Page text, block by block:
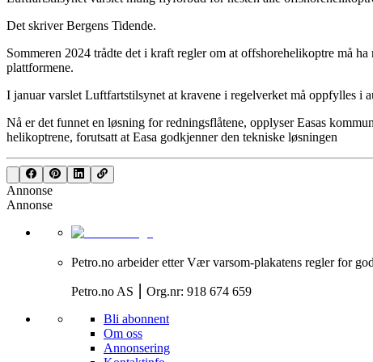
Det skriver Bergens Tidende.
Sommeren 2024 trådte det i kraft regler om at offshorehelikoptre må
plattformene.
I januar varslet Luftfartstilsynet at kravene i regelverket må oppfylles i
Nå er det funnet en løsning for redningsflåtene, opplyser Easas
helikoptrene, forutsatt at Easa godkjenner den tekniske løsningen
Annonse
Annonse
Petro.no arbeider etter Vær varsom-plakatens regler for
Petro.no AS ⎮ Org.nr: 918 674 659
Bli abonnent
Om oss
Annonsering